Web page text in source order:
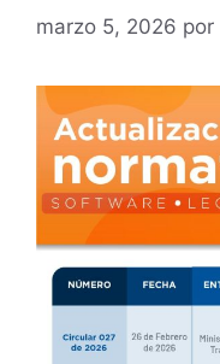
marzo 5, 2026 por